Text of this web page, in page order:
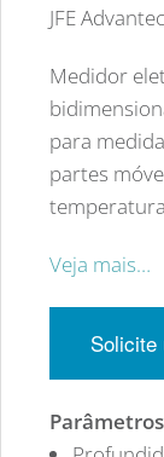
JFE
Medidor
para
partes
Veja mais…
Solicite
Parâmetros